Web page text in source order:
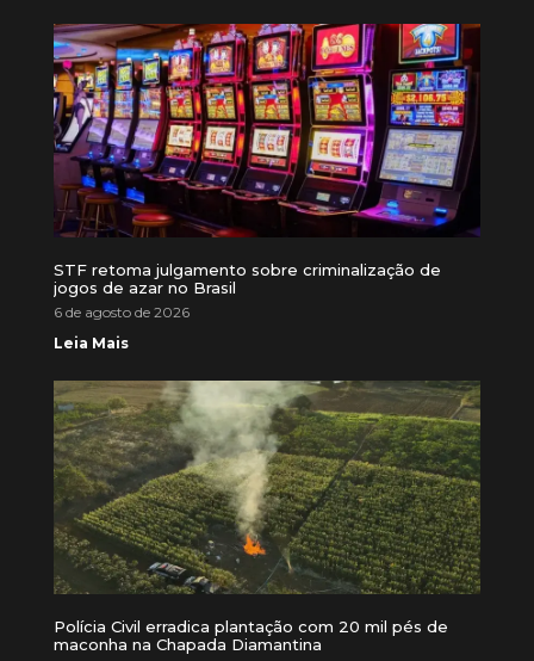
STF retoma julgamento sobre criminalização de
jogos de azar no Brasil
6 de agosto de 2026
Leia Mais
Polícia Civil erradica plantação com 20 mil pés de
maconha na Chapada Diamantina